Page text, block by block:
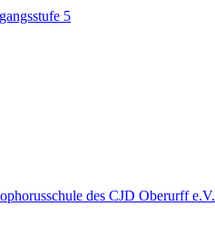
5
des CJD Oberurff e.V.